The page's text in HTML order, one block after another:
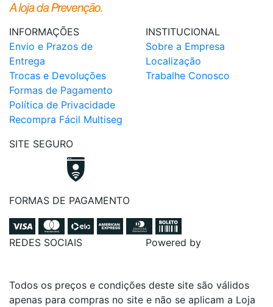
INFORMAÇÕES
Envio e Prazos de
Entrega
Trocas e Devoluções
Formas de Pagamento
Política de Privacidade
Recompra Fácil Multiseg
INSTITUCIONAL
Sobre a Empresa
Localização
Trabalhe Conosco
SITE SEGURO
FORMAS DE PAGAMENTO
REDES SOCIAIS Powered by
Todos os preços e condições deste site são válidos
apenas para compras no site e não se aplicam a Loja